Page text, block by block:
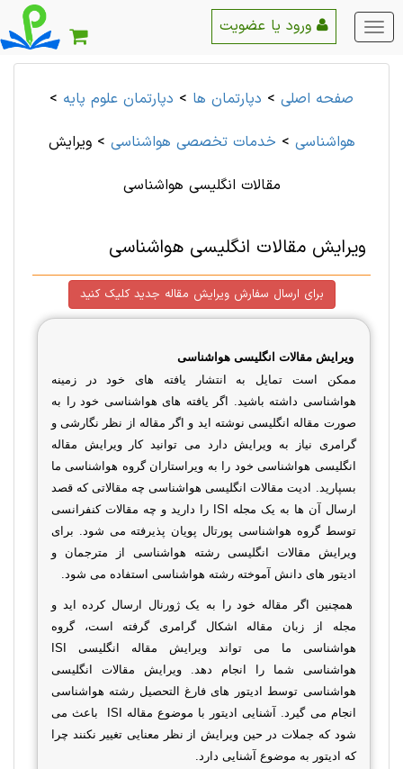
منو
اصلی
صفحه اصلی > دپارتمان ها > دپارتمان علوم پايه >
هواشناسی > خدمات تخصصی هواشناسی >ویرایش
مقالات انگلیسی هواشناسی
ویرایش مقالات انگلیسی هواشناسی
برای ارسال سفارش ویرایش مقاله جدید کلیک کنید
ویرایش مقالات انگلیسی هواشناسی
ممکن است تمایل به انتشار یافته های خود در زمینه
هواشناسی داشته باشید. اگر یافته های هواشناسی خود را به
صورت مقاله انگلیسی نوشته اید و اگر مقاله از نظر نگارشی و
گرامری نیاز به ویرایش دارد می توانید کار ویرایش مقاله
انگلیسی هواشناسی خود را به ویراستاران گروه هواشناسی ما
بسپارید. ادیت مقالات انگلیسی هواشناسی چه مقالاتی که قصد
ارسال آن ها به یک مجله
ISI را دارید و چه مقالات کنفرانسی
توسط گروه هواشناسی پورتال پویان پذیرفته می شود. برای
ویرایش مقالات انگلیسی رشته هواشناسی از مترجمان و
ادیتور های دانش آموخته رشته هواشناسی استفاده می شود.
همچنین اگر مقاله خود را به یک ژورنال ارسال کرده اید و
مجله از زبان مقاله اشکال گرامری گرفته است، گروه
هواشناسی ما می تواند ویرایش مقاله انگلیسی
ISI
هواشناسی شما را انجام دهد. ویرایش مقالات انگلیسی
هواشناسی توسط ادیتور های فارغ التحصیل رشته هواشناسی
انجام می گیرد. آشنایی ادیتور با موضوع مقاله ISI
باعث می
شود که جملات در حین ویرایش از نظر معنایی تغییر نکنند چرا
که ادیتور به موضوع آشنایی دارد.